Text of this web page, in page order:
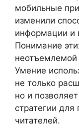
мобильные
изменили
информации и
Понимание
неотъемлемой
Умение
не только
но и
стратегии
читателей.